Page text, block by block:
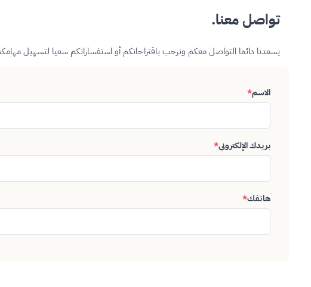
تواصل معنا.
يسعدنا دائما التواصل معكم ونرحب باقتراحاتكم أو استفساراتكم سعيا لتسهيل
الاسم*
بريدك الإلكتروني*
هاتفك*